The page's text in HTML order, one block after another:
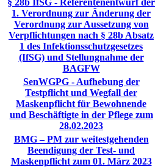
§ 28b IfSG - Referentenentwurf der
1. Verordnung zur Änderung der
Verordnung zur Aussetzung von
Verpflichtungen nach § 28b Absatz
1 des Infektionsschutzgesetzes
(IfSG) und Stellungnahme der
BAGFW
SenWGPG - Aufhebung der
Testpflicht und Wegfall der
Maskenpflicht für Bewohnende
und Beschäftigte in der Pflege zum
28.02.2023
BMG – PM zur weitestgehenden
Beendigung der Test- und
Maskenpflicht zum 01. März 2023